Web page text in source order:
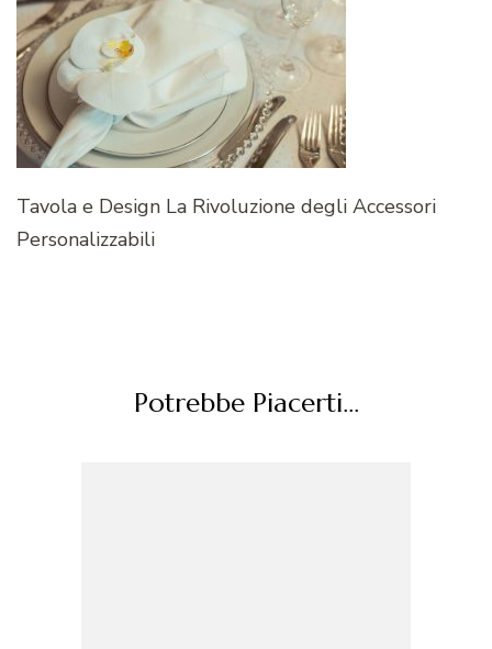
Tavola e Design La Rivoluzione degli Accessori
Personalizzabili
Potrebbe Piacerti...